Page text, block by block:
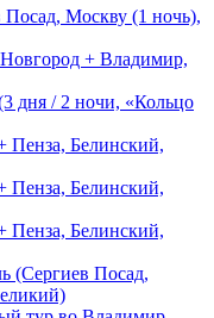
Посад, Москву (1 ночь),
+ Владимир,
дня / 2 ночи, «Кольцо
Пенза, Белинский,
Пенза, Белинский,
Пенза, Белинский,
(Сергиев Посад,